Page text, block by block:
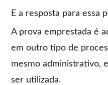
E a resposta para essa
A prova emprestada é
em outro tipo de
mesmo administrativo,
ser utilizada.